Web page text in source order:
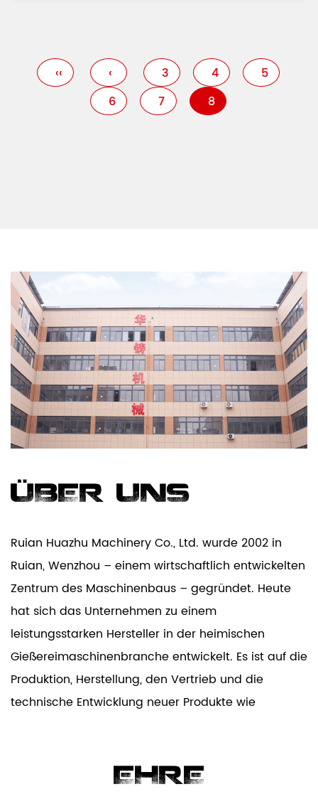
‹‹ ‹ 3 4
5
6
7 8
ÜBER UNS
Ruian Huazhu Machinery Co., Ltd. wurde 2002 in
Ruian, Wenzhou – einem wirtschaftlich entwickelten
Zentrum des Maschinenbaus – gegründet. Heute
hat sich das Unternehmen zu einem
leistungsstarken Hersteller in der heimischen
Gießereimaschinenbranche entwickelt. Es ist auf die
Produktion, Herstellung, den Vertrieb und die
technische Entwicklung neuer Produkte wie
Kernschießmaschinen, Gießmaschinen und Formen
EHRE